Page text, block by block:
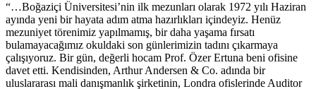
“…Boğaziçi Üniversitesi’nin ilk mezunları olarak 1972 yılı Haziran
ayında yeni bir hayata adım atma hazırlıkları içindeyiz. Henüz
mezuniyet törenimiz yapılmamış, bir daha yaşama fırsatı
bulamayacağımız okuldaki son günlerimizin tadını çıkarmaya
çalışıyoruz. Bir gün, değerli hocam Prof. Özer Ertuna beni ofisine
davet etti. Kendisinden, Arthur Andersen & Co. adında bir
uluslararası mali danışmanlık şirketinin, Londra ofislerinde Auditor